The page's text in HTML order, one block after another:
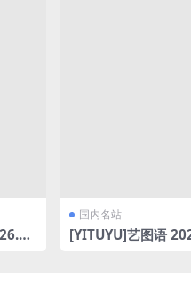
国内名站
[YITUYU]艺图语